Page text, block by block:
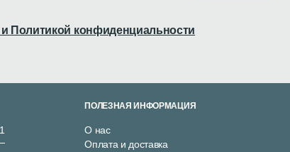
Политикой конфиденциальности
ПОЛЕЗНАЯ ИНФОРМАЦИЯ
О нас
Оплата и доставка